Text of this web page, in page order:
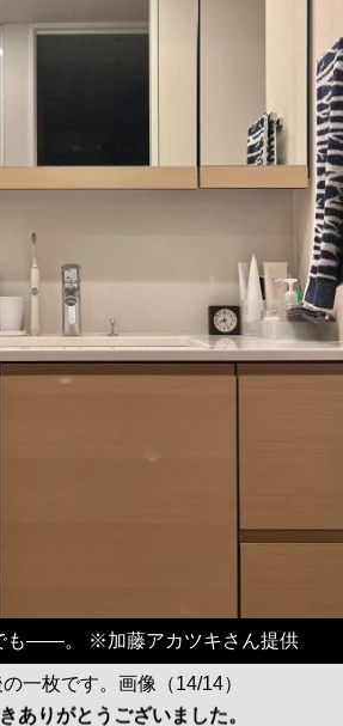
も――。 ※加藤アカツキさん提供
一枚です。画像（14/14）
ありがとうございました。